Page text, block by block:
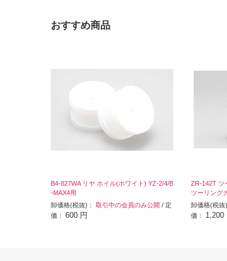
おすすめ商品
B4-827WA リヤ ホイル(ホワイト) YZ-2/4/B
-MAX4用
卸価格(税抜)： 取引中の会員のみ公開 / 定
価： 600 円
ZR-142T ツ
ツーリング
卸価格(税抜
価： 1,200